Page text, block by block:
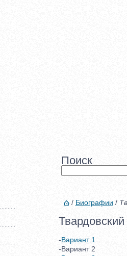
Поиск
/ Биографии /
-Вариант 1
-Вариант 2